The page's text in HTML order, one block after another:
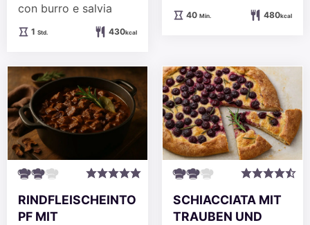
con burro e salvia
1Stunde
Std. 430kcal
40Minuten
Min. 480kcal
RINDFLEISCHEINTO
PF MIT
SCHIACCIATA MIT
TRAUBEN UND